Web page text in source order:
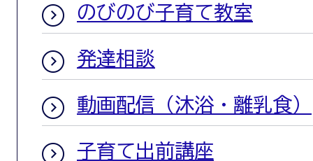
のびのび子育て教室
発達相談
動画配信（沐浴・離乳食）
子育て出前講座